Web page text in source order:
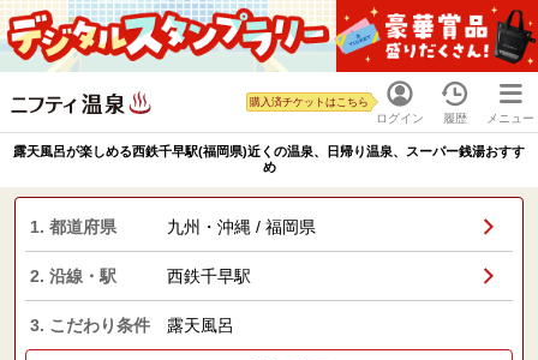
ログイン
購入済チケットはこちら
履歴 メニュー
露天風呂が楽しめる西鉄千早駅(福岡県)近くの温泉、日帰り温泉、スーパー銭湯おすす
め
1. 都道府県 九州・沖縄 / 福岡県
2. 沿線・駅 西鉄千早駅
3. こだわり条件 露天風呂